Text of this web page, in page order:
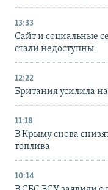
13:33
Сайт и социальные
стали недоступны
12:22
Британия усилила
11:18
В Крыму снова
топлива
10:14